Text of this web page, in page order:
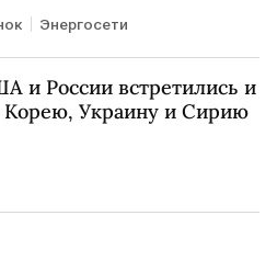
Энергосети
и России встретились и
Украину и Сирию